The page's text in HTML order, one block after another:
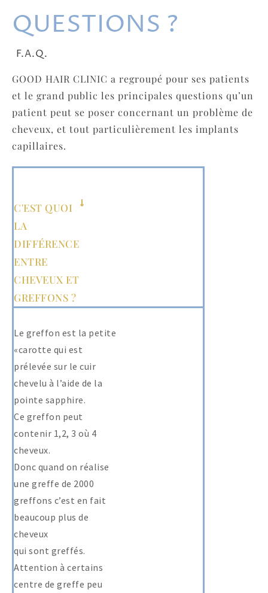
QUESTIONS ?
F.A.Q.
GOOD HAIR CLINIC a regroupé pour ses patients
et le grand public les principales questions qu’un
patient peut se poser concernant un problème de
cheveux, et tout particulièrement les implants
capillaires.
C'EST QUOI
LA
DIFFÉRENCE
ENTRE
CHEVEUX ET
GREFFONS ?
Le greffon est la petite
«carotte qui est
prélevée sur le cuir
chevelu à l’aide de la
pointe sapphire.
Ce greffon peut
contenir 1,2, 3 où 4
cheveux.
Donc quand on réalise
une greffe de 2000
greffons c’est en fait
beaucoup plus de
cheveux
qui sont greffés.
Attention à certains
centre de greffe peu